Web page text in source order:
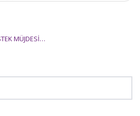
MÜJDESİ…